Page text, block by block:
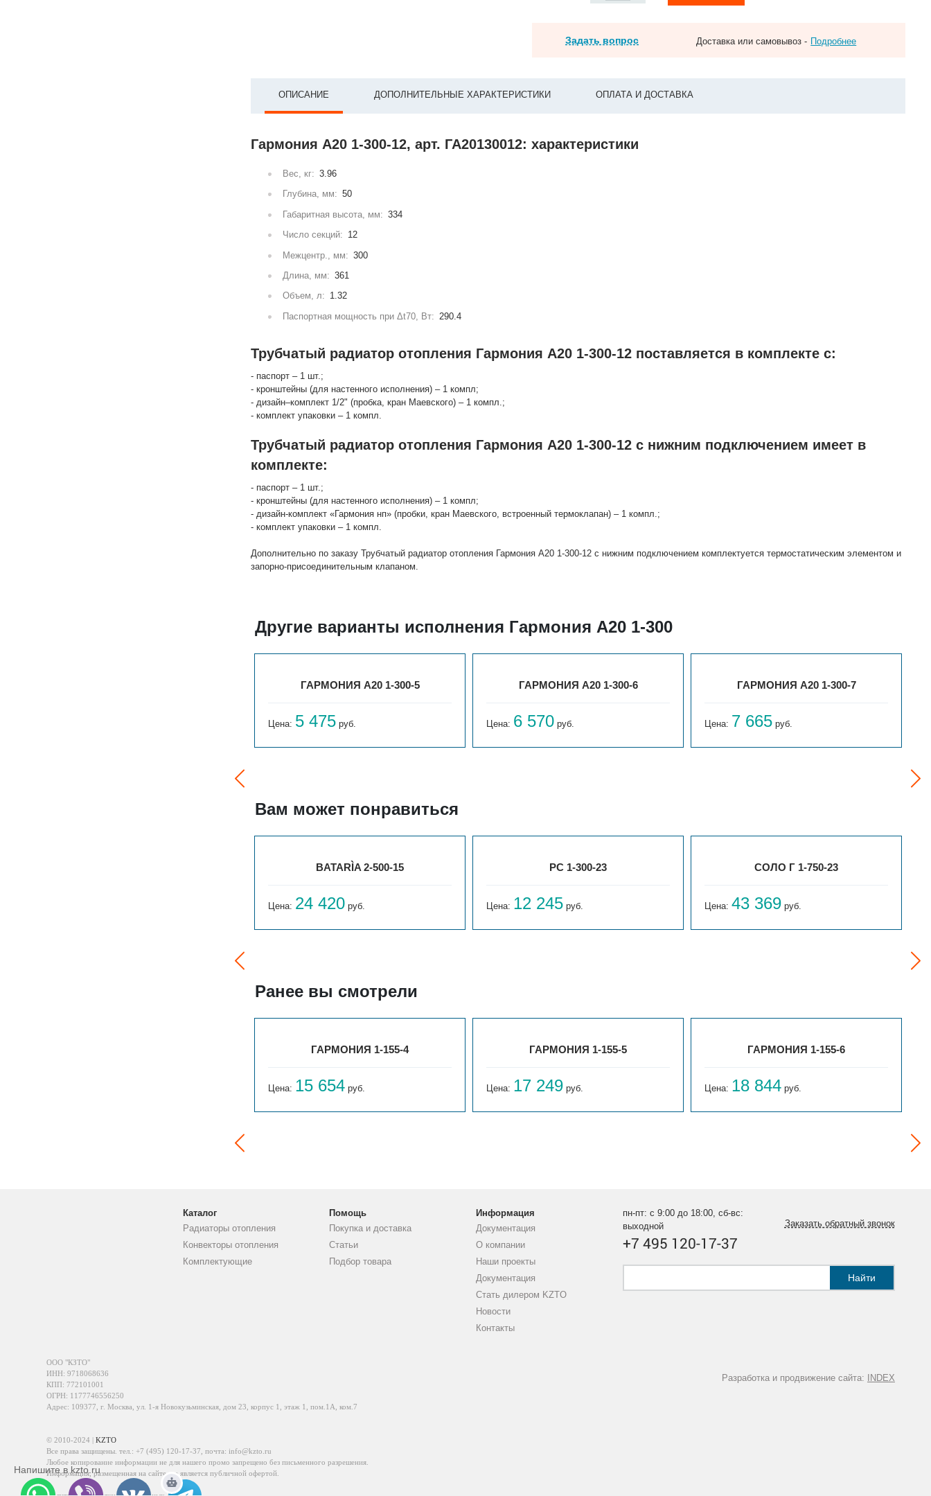
Задать вопрос Доставка или самовывоз - Подробнее
ОПИСАНИЕ ДОПОЛНИТЕЛЬНЫЕ ХАРАКТЕРИСТИКИ ОПЛАТА И ДОСТАВКА
Гармония А20 1-300-12, арт. ГА20130012: характеристики
Вес, кг: 3.96
Глубина, мм: 50
Габаритная высота, мм: 334
Число секций: 12
Межцентр., мм: 300
Длина, мм: 361
Объем, л: 1.32
Паспортная мощность при Δt70, Вт: 290.4
Трубчатый радиатор отопления Гармония А20 1-300-12 поставляется в комплекте с:
- паспорт – 1 шт.;
- кронштейны (для настенного исполнения) – 1 компл;
- дизайн–комплект 1/2" (пробка, кран Маевского) – 1 компл.;
- комплект упаковки – 1 компл.
Трубчатый радиатор отопления Гармония А20 1-300-12 с нижним подключением имеет в
комплекте:
- паспорт – 1 шт.;
- кронштейны (для настенного исполнения) – 1 компл;
- дизайн-комплект «Гармония нп» (пробки, кран Маевского, встроенный термоклапан) – 1 компл.;
- комплект упаковки – 1 компл.
Дополнительно по заказу Трубчатый радиатор отопления Гармония А20 1-300-12 с нижним подключением комплектуется термостатическим элементом и
запорно-присоединительным клапаном.
Другие варианты исполнения Гармония А20 1-300
ГАРМОНИЯ А20 1-300-5
Цена: 5 475 руб.
ГАРМОНИЯ А20 1-300-6
Цена: 6 570 руб.
ГАРМОНИЯ А20 1-300-7
Цена: 7 665 руб.
Вам может понравиться
BATARÌA 2-500-15
Цена: 24 420 руб.
РС 1-300-23
Цена: 12 245 руб.
СОЛО Г 1-750-23
Цена: 43 369 руб.
Ранее вы смотрели
ГАРМОНИЯ 1-155-4
Цена: 15 654 руб.
ГАРМОНИЯ 1-155-5
Цена: 17 249 руб.
ГАРМОНИЯ 1-155-6
Цена: 18 844 руб.
Каталог
Радиаторы отопления
Конвекторы отопления
Комплектующие
Помощь
Покупка и доставка
Статьи
Подбор товара
Информация
Документация
О компании
Наши проекты
Документация
Стать дилером KZTO
Новости
Контакты
пн-пт: с 9:00 до 18:00, сб-вс:
выходной
+7 495 120-17-37
Заказать обратный звонок
Найти
Разработка и продвижение сайта: INDEX
ООО "КЗТО"
ИНН: 9718068636
КПП: 772101001
ОГРН: 1177746556250
Адрес: 109377, г. Москва, ул. 1-я Новокузьминская, дом 23, корпус 1, этаж 1, пом.1А, ком.7
© 2010-2024 | KZTO
Все права защищены. тел.: +7 (495) 120-17-37 , почта: info@kzto.ru
Любое копирование информации не для нашего промо запрещено без письменного разрешения.
Информация, размещенная на сайте, не является публичной офертой.
Напишите в kzto.ru